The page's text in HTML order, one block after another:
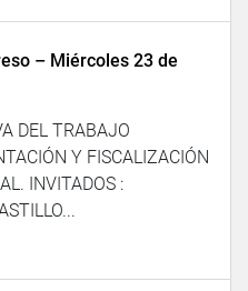
– Miércoles 23 de
DEL TRABAJO
Y FISCALIZACIÓN
INVITADOS :